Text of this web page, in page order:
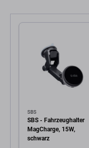
SBS
SBS - Fahrzeughalter
MagCharge, 15W,
schwarz